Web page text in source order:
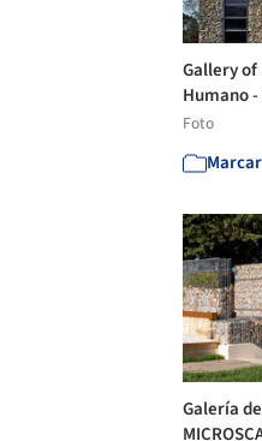
Gallery of
Humano -
Foto
Marcar
Galería